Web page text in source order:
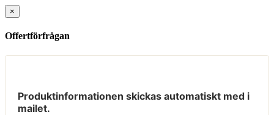
×
Offertförfrågan
Produktinformationen skickas automatiskt med i
mailet.